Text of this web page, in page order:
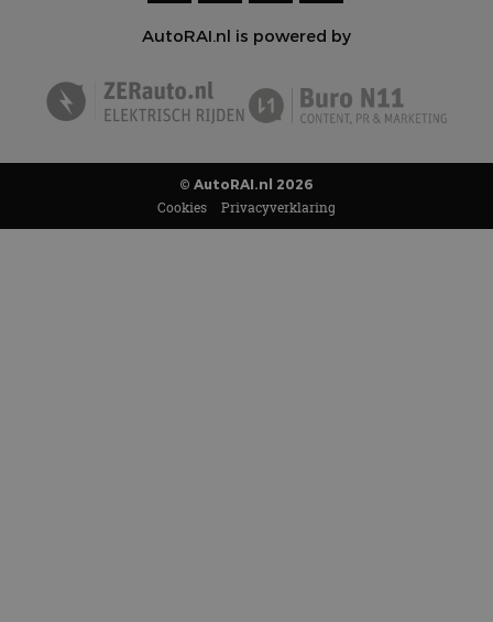
AutoRAI.nl is powered by
© AutoRAI.nl 2026
Cookies Privacyverklaring